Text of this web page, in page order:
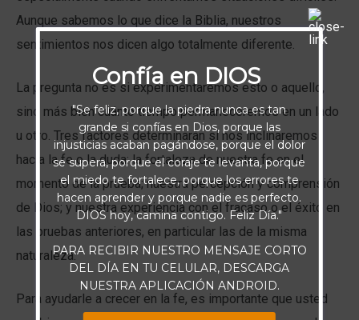
Aunque sabemos lo que dice la Biblia, nuestros
sentimientos nos dicen algo totalmente diferente.
La pregunta no es si experimentaremos esto o aquello,
sino más bien cuánto tiempo permaneceremos en un lado
u otro. Tres factores determinarán si nos inclinaremos
hacia la fe o la duda: la fortaleza de nuestra fe en el
momento de la prueba; nuestra percepción y comprensión
de Dios; y nuestra experiencia con el fracaso o el éxito en
las pruebas anteriores, en particular las de la misma
naturaleza.
Para ayudarle a crecer en la fe, es importante que usted
Confía en DIOS
"Se feliz, porque la piedra nunca es tan
grande si confías en Dios, porque las
injusticias acaban pagándose, porque el dolor
se supera, porque el coraje te levanta, porque
el miedo te fortalece, porque los errores te
hacen aprender y porque nadie es perfecto.
DIOS hoy, camina contigo. Feliz Día."
PARA RECIBIR NUESTRO MENSAJE CORTO
DEL DÍA EN TU CELULAR, DESCARGA
NUESTRA APLICACIÓN ANDROID.